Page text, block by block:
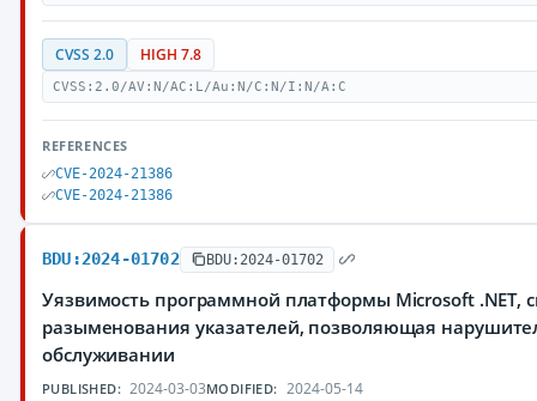
CVSS 2.0 HIGH 7.8
CVSS:2.0/AV:N/AC:L/Au:N/C:N/I:N/A:C
REFERENCES
CVE-2024-21386
CVE-2024-21386
BDU:2024-01702 BDU:2024-01702
Уязвимость программной платформы Microsoft .NET,
разыменования указателей, позволяющая
обслуживании
PUBLISHED: 2024-03-03MODIFIED: 2024-05-14